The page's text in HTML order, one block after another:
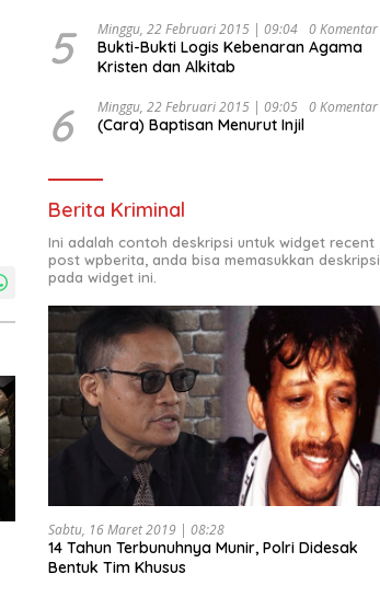
5 Minggu, 22 Februari 2015 | 09:04 0 Komentar
Bukti-Bukti Logis Kebenaran Agama
Kristen dan Alkitab
6 Minggu, 22 Februari 2015 | 09:05 0 Komentar
(Cara) Baptisan Menurut Injil
Berita Kriminal
Ini adalah contoh deskripsi untuk widget recent
post wpberita, anda bisa memasukkan deskripsi
pada widget ini.
Sabtu, 16 Maret 2019 | 08:28
14 Tahun Terbunuhnya Munir, Polri Didesak
Bentuk Tim Khusus